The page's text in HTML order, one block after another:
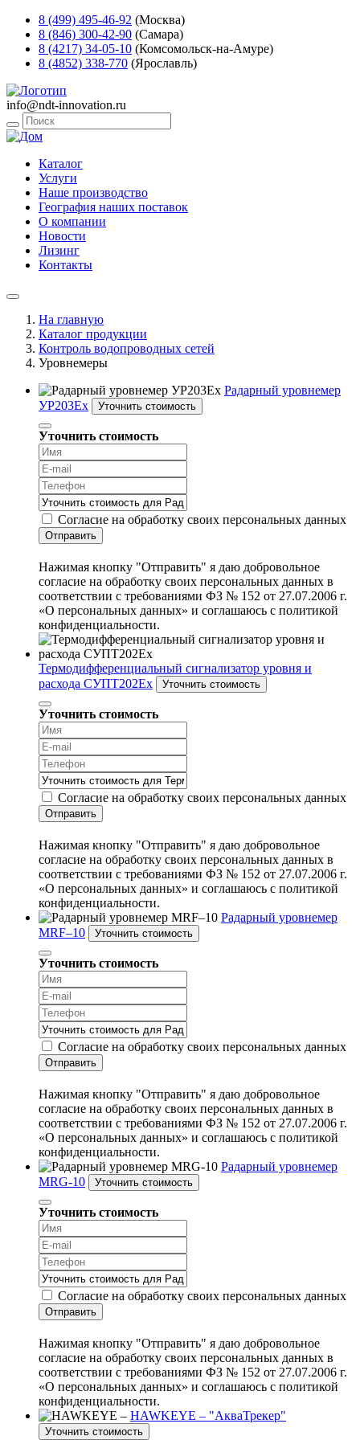
8 (499) 495-46-92 (Москва)
8 (846) 300-42-90 (Самара)
8 (4217) 34-05-10 (Комсомольск-на-Амуре)
8 (4852) 338-770 (Ярославль)
info@ndt-innovation.ru
Каталог
Услуги
Наше производство
География наших поставок
О компании
Новости
Лизинг
Контакты
На главную
Каталог продукции
Контроль водопроводных сетей
Уровнемеры
Радарный уровнемер
УР203Ех
Уточнить стоимость
Уточнить стоимость
Согласие на обработку своих персональных данных
Отправить
Нажимая кнопку "Отправить" я даю добровольное
согласие на обработку своих персональных данных в
соответствии с требованиями ФЗ № 152 от 27.07.2006 г.
«О персональных данных» и соглашаюсь с политикой
конфиденциальности.
Термодифференциальный сигнализатор уровня и
расхода СУПТ202Ex
Уточнить стоимость
Уточнить стоимость
Согласие на обработку своих персональных данных
Отправить
Нажимая кнопку "Отправить" я даю добровольное
согласие на обработку своих персональных данных в
соответствии с требованиями ФЗ № 152 от 27.07.2006 г.
«О персональных данных» и соглашаюсь с политикой
конфиденциальности.
Радарный уровнемер
MRF–10
Уточнить стоимость
Уточнить стоимость
Согласие на обработку своих персональных данных
Отправить
Нажимая кнопку "Отправить" я даю добровольное
согласие на обработку своих персональных данных в
соответствии с требованиями ФЗ № 152 от 27.07.2006 г.
«О персональных данных» и соглашаюсь с политикой
конфиденциальности.
Радарный уровнемер
MRG-10
Уточнить стоимость
Уточнить стоимость
Согласие на обработку своих персональных данных
Отправить
Нажимая кнопку "Отправить" я даю добровольное
согласие на обработку своих персональных данных в
соответствии с требованиями ФЗ № 152 от 27.07.2006 г.
«О персональных данных» и соглашаюсь с политикой
конфиденциальности.
HAWKEYE – "АкваТрекер"
Уточнить стоимость